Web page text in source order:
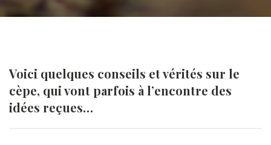
Voici quelques conseils et vérités sur le
cèpe, qui vont parfois à l’encontre des
idées reçues…